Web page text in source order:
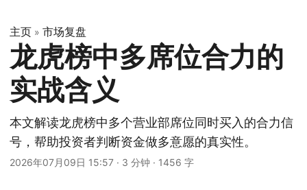
主页 » 市场复盘
龙虎榜中多席位合力的
实战含义
本文解读龙虎榜中多个营业部席位同时买入的合力信
号，帮助投资者判断资金做多意愿的真实性。
2026年07月09日 15:57 · 3 分钟 · 1456 字